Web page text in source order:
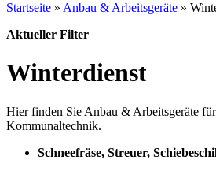
Startseite » Anbau & Arbeitsgeräte »
Aktueller Filter
Winterdienst
Hier finden Sie Anbau & Arbeitsgeräte
Kommunaltechnik.
Schneefräse, Streuer,